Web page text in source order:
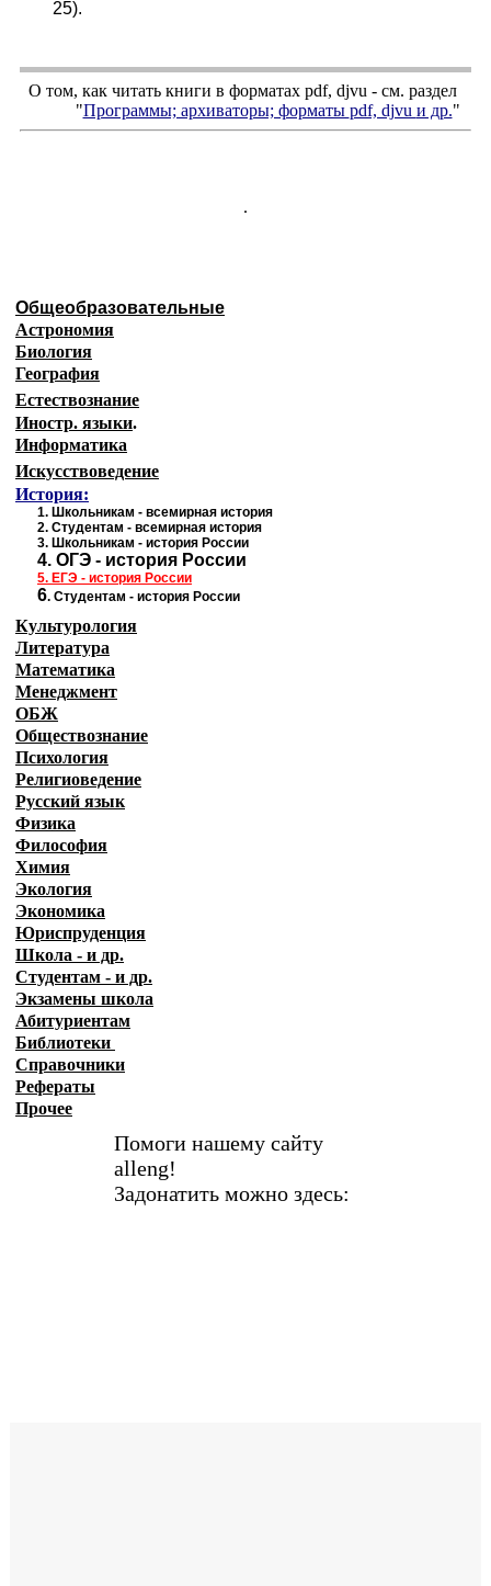
25).
О том, как читать книги в форматах pdf, djvu - см. раздел
"Программы; архиваторы; форматы pdf, djvu и др."
.
Общеобразовательные
Астрономия
Биология
География
Естествознание
Иностр. языки.
Информатика
Искусствоведение
История:
1. Школьникам - всемирная история
2. Студентам - всемирная история
3. Школьникам - история России
4. ОГЭ - история России
5. ЕГЭ - история России
6. Студентам - история России
Культурология
Литература
Математика
Менеджмент
ОБЖ
Обществознание
Психология
Религиоведение
Русский язык
Физика
Философия
Химия
Экология
Экономика
Юриспруденция
Школа - и др.
Студентам - и др.
Экзамены школа
Абитуриентам
Библиотеки
Справочники
Рефераты
Прочее
Помоги нашему сайту
alleng!
Задонатить можно здесь: